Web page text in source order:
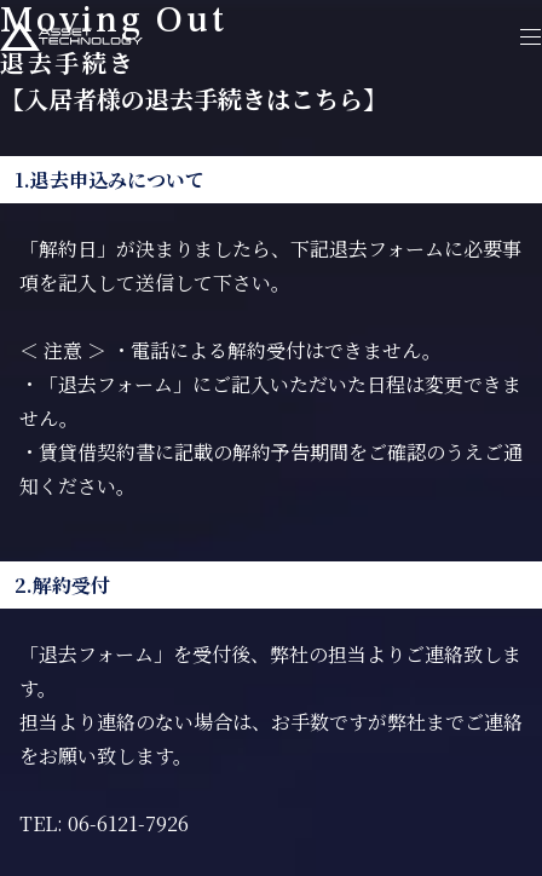
Moving Out
退去手続き
【入居者様の退去手続きはこちら】
1.退去申込みについて
「解約日」が決まりましたら、下記退去フォームに必要事
項を記入して送信して下さい。
＜ 注意 ＞ ・電話による解約受付はできません。
・「退去フォーム」にご記入いただいた日程は変更できま
せん。
・賃貸借契約書に記載の解約予告期間をご確認のうえご通
知ください。
2.解約受付
「退去フォーム」を受付後、弊社の担当よりご連絡致しま
す。
担当より連絡のない場合は、お手数ですが弊社までご連絡
をお願い致します。
TEL: 06-6121-7926